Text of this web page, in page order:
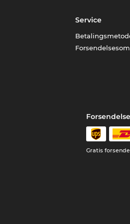
Service
Forsendelse
Gratis